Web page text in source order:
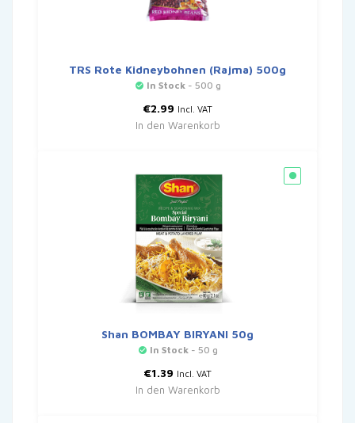
TRS Rote Kidneybohnen (Rajma) 500g
In Stock- 500 g
€2.99 Incl. VAT
In den Warenkorb
Shan BOMBAY BIRYANI 50g
In Stock- 50 g
€1.39 Incl. VAT
In den Warenkorb